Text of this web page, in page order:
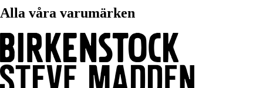
Alla våra varumärken